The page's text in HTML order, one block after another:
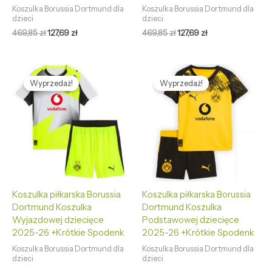
Koszulka Borussia Dortmund dla
dzieci
469,85zł127,69 zł
Koszulka Borussia Dortmund dla
dzieci
469,85zł127,69 zł
Wyprzedaż!
Koszulka piłkarska Borussia
Dortmund Koszulka
Wyjazdowej dziecięce
2025-26 +Krótkie Spodenk
Koszulka Borussia Dortmund dla
dzieci
Pierwotna
cena
wynosiła:
469,85 zł.
Aktualna
cena
wynosi:
127,69 zł.
Wyprzedaż!
Koszulka piłkarska Borussia
Dortmund Koszulka
Podstawowej dziecięce
2025-26 +Krótkie Spodenk
Koszulka Borussia Dortmund dla
dzieci
Pierwotna
cena
wynosiła:
469,85 zł.
Aktualna
cena
wynosi:
127,69 zł.